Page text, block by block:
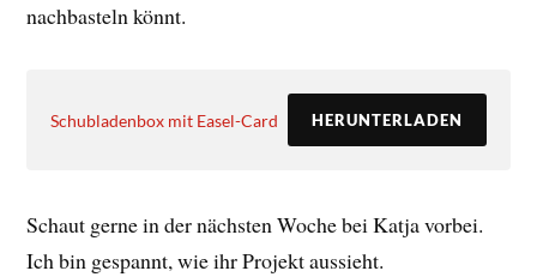
nachbasteln könnt.
Schubladenbox mit Easel-Card HERUNTERLADEN
Schaut gerne in der nächsten Woche bei Katja vorbei.
Ich bin gespannt, wie ihr Projekt aussieht.